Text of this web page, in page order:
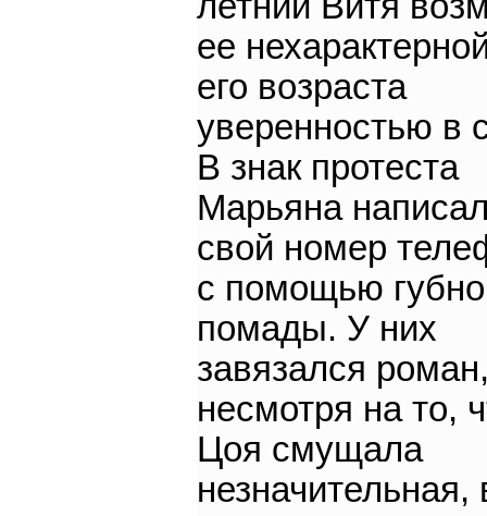
ее
его возраста
уверенностью в
В знак протеста
Марьяна
свой номер
с помощью
помады. У них
завязался
несмотря на то,
Цоя смущала
незначительная,